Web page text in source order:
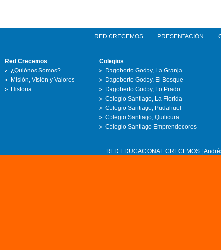
RED CRECEMOS PRESENTACIÓN
Red Crecemos
¿Quiénes Somos?
Misión, Visión y Valores
Historia
Colegios
Dagoberto Godoy, La Granja
Dagoberto Godoy, El Bosque
Dagoberto Godoy, Lo Prado
Colegio Santiago, La Florida
Colegio Santiago, Pudahuel
Colegio Santiago, Quilicura
Colegio Santiago Emprendedores
RED EDUCACIONAL CRECEMOS |